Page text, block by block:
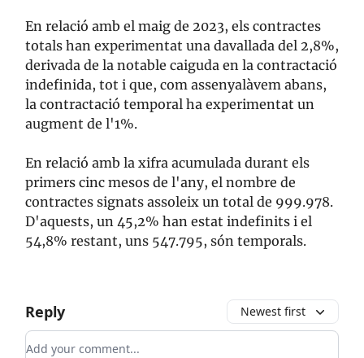
En relació amb el maig de 2023, els contractes
totals han experimentat una davallada del 2,8%,
derivada de la notable caiguda en la contractació
indefinida, tot i que, com assenyalàvem abans,
la contractació temporal ha experimentat un
augment de l'1%.
En relació amb la xifra acumulada durant els
primers cinc mesos de l'any, el nombre de
contractes signats assoleix un total de 999.978.
D'aquests, un 45,2% han estat indefinits i el
54,8% restant, uns 547.795, són temporals.
Reply Newest first
Add your comment